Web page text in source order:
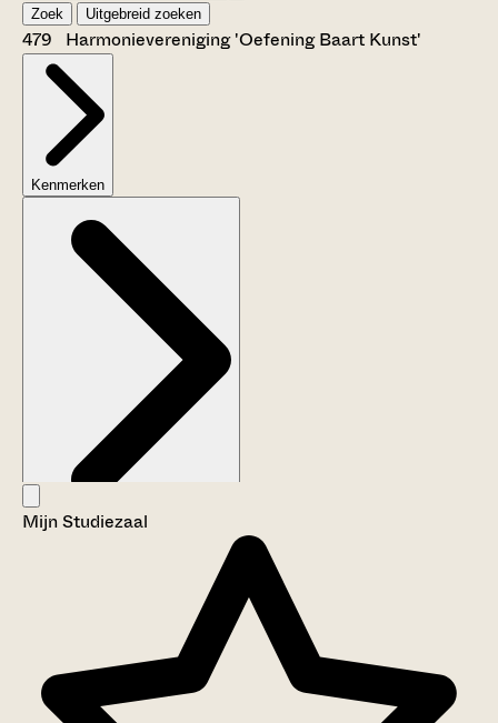
Zoek Uitgebreid zoeken
479 Harmonievereniging 'Oefening Baart Kunst'
Kenmerken
Aanwijzingen voor de gebruiker
Mijn Studiezaal